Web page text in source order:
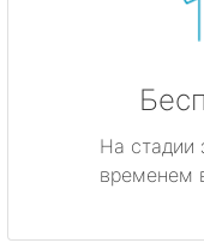
На стадии
временем